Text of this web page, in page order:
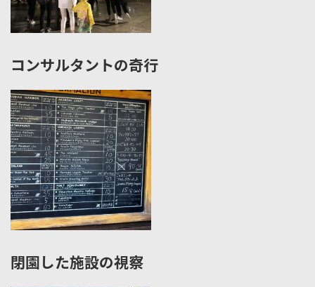
コンサルタントの奇行
閉園した施設の視察